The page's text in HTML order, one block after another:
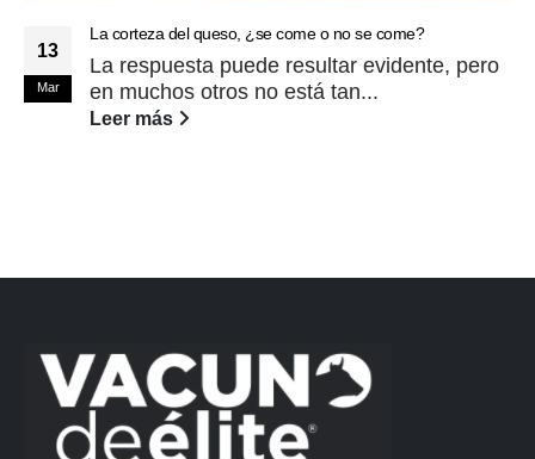
13
Mar
La corteza del queso, ¿se come o no se come?
La respuesta puede resultar evidente, pero
en muchos otros no está tan...
Leer más